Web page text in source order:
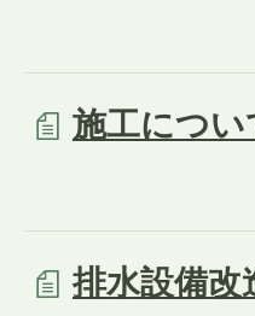
施工につい
排水設備